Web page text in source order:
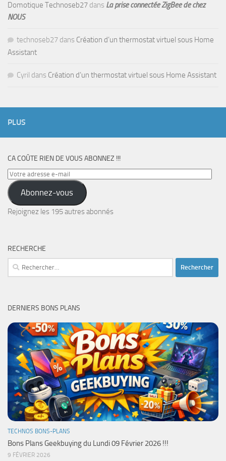
Domotique Technoseb27 dans La prise connectée ZigBee de chez
NOUS
technoseb27 dans Création d’un thermostat virtuel sous Home
Assistant
Cyril dans Création d’un thermostat virtuel sous Home Assistant
PLUS
CA COÛTE RIEN DE VOUS ABONNEZ !!!
Votre
adresse
e-
mail
Abonnez-vous
Rejoignez les 195 autres abonnés
RECHERCHE
Rechercher :
DERNIERS BONS PLANS
TECHNOS BONS-PLANS
Bons Plans Geekbuying du Lundi 09 Février 2026 !!!
9 FÉVRIER 2026